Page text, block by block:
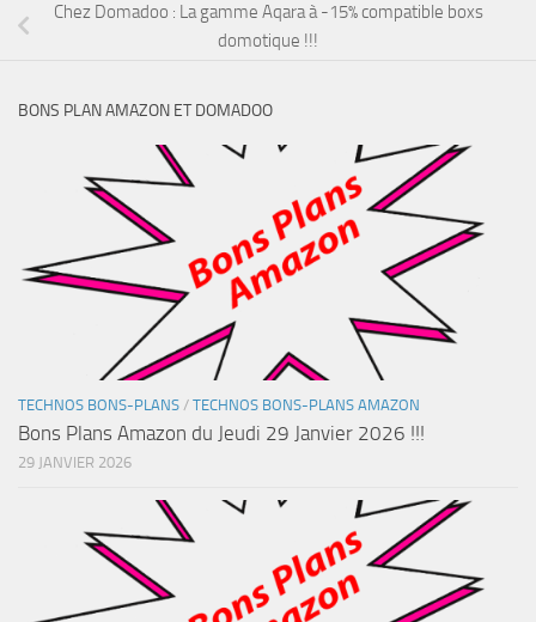
Chez Domadoo : La gamme Aqara à -15% compatible boxs
domotique !!!
BONS PLAN AMAZON ET DOMADOO
TECHNOS BONS-PLANS / TECHNOS BONS-PLANS AMAZON
Bons Plans Amazon du Jeudi 29 Janvier 2026 !!!
29 JANVIER 2026